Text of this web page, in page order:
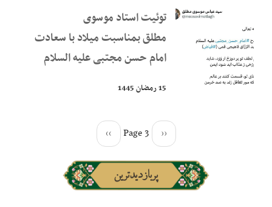
توئیت استاد موسوی
مطلق بمناسبت میلاد با سعادت
امام حسن مجتبی علیه السلام
15 رمضان 1445
پربازدیدترین